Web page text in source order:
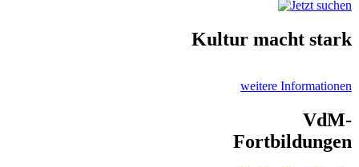
Kultur macht stark
weitere Informationen
VdM-
Fortbildungen